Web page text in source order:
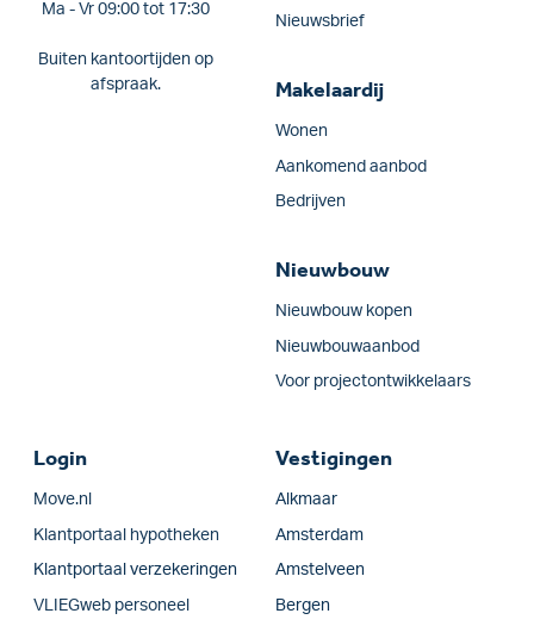
Ma - Vr 09:00 tot 17:30
Buiten kantoortijden op
afspraak.
Nieuwsbrief
Makelaardij
Wonen
Aankomend aanbod
Bedrijven
Nieuwbouw
Nieuwbouw kopen
Nieuwbouwaanbod
Voor projectontwikkelaars
Login
Move.nl
Klantportaal hypotheken
Klantportaal verzekeringen
VLIEGweb personeel
Vestigingen
Alkmaar
Amsterdam
Amstelveen
Bergen